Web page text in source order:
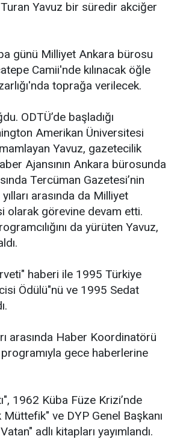
Yavuz bir süredir akciğer
günü Milliyet Ankara bürosu
Camii'nde kılınacak öğle
toprağa verilecek.
ODTÜ’de başladığı
Amerikan Üniversitesi
Yavuz, gazetecilik
Ajansının Ankara bürosunda
Tercüman Gazetesi’nin
arasında da Milliyet
olarak görevine devam etti.
da yürüten Yavuz,
haberi ile 1995 Türkiye
Ödülü"nü ve 1995 Sedat
arasında Haber Koordinatörü
gece haberlerine
1962 Küba Füze Krizi’nde
Müttefik" ve DYP Genel Başkanı
adlı kitapları yayımlandı.